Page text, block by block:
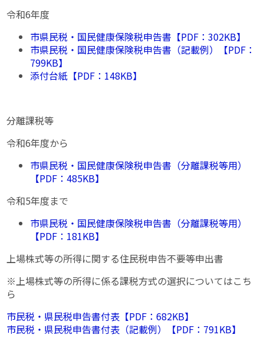
令和6年度
市県民税・国民健康保険税申告書【PDF：302KB】
市県民税・国民健康保険税申告書（記載例）【PDF：
799KB】
添付台紙【PDF：148KB】
分離課税等
令和6年度から
市県民税・国民健康保険税申告書（分離課税等用）
【PDF：485KB】
令和5年度まで
市県民税・国民健康保険税申告書（分離課税等用）
【PDF：181KB】
上場株式等の所得に関する住民税申告不要等申出書
※上場株式等の所得に係る課税方式の選択についてはこち
ら
市民税・県民税申告書付表【PDF：682KB】
市民税・県民税申告書付表（記載例）【PDF：791KB】